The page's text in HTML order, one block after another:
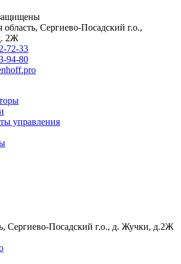
область, Сергиево-Посадский г.о.,
2Ж
72-33
94-80
управления
Сергиево-Посадский г.о., д. Жучки, д.2Ж